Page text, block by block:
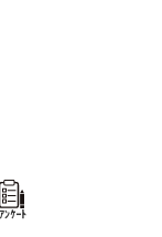
ｱﾝｹｰﾄ